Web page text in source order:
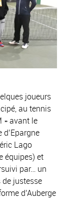
joueurs
au tennis
» avant le
Lago
équipes) et
par… un
justesse
d’Auberge